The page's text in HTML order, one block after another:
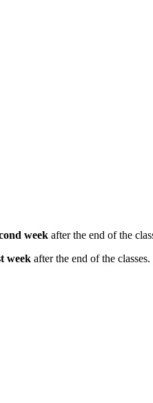
week after the end of the
week after the end of the classes.